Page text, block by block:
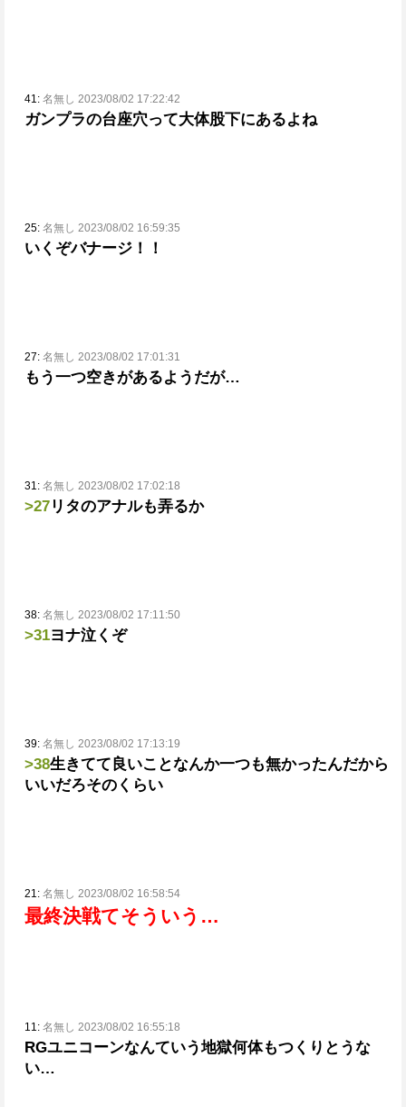
41: 名無し 2023/08/02 17:22:42
ガンプラの台座穴って大体股下にあるよね
25: 名無し 2023/08/02 16:59:35
いくぞバナージ！！
27: 名無し 2023/08/02 17:01:31
もう一つ空きがあるようだが…
31: 名無し 2023/08/02 17:02:18
>27 リタのアナルも弄るか
38: 名無し 2023/08/02 17:11:50
>31ヨナ泣くぞ
39: 名無し 2023/08/02 17:13:19
>38生きてて良いことなんか一つも無かったんだから
いいだろそのくらい
21: 名無し 2023/08/02 16:58:54
最終決戦てそういう…
11: 名無し 2023/08/02 16:55:18
RGユニコーンなんていう地獄何体もつくりとうな
い…